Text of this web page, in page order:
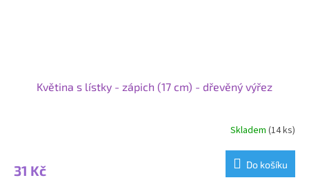
Květina s lístky - zápich (17 cm) - dřevěný výřez
Skladem (14 ks)
31 Kč Do košíku